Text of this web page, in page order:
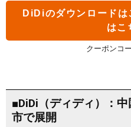
DiDiのダウンロードは
クーポンコ
■DiDi（ディディ）：
市で展開